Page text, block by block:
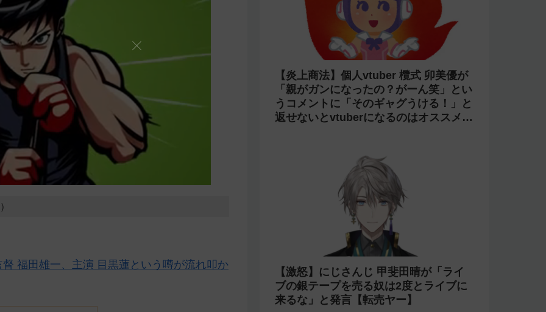
福田雄一、主演 目黒蓮という噂が流れ叩か
【炎上商法】個人vtuber 欖式 卯美優が
「親がガンになったの？がーん笑」とい
うコメントに「そのギャグうける！」と
返せないとvtuberになるのはオススメし
【激怒】にじさんじ 甲斐田晴が「ライ
ブの銀テープを売る奴は2度とライブに
来るな」と発言【転売ヤー】